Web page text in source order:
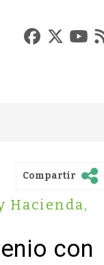
Compartir
Hacienda,
con